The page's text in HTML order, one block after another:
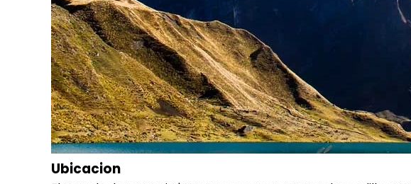
Ubicacion